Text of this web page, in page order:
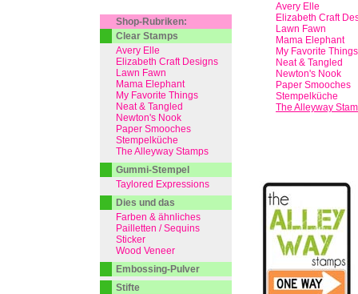
Avery Elle
Elizabeth Craft
Lawn Fawn
Mama Elephant
My Favorite Things
Neat & Tangled
Newton's Nook
Paper Smooches
Stempelküche
The Alleyway
Shop-Rubriken:
Clear Stamps
Avery Elle
Elizabeth Craft Designs
Lawn Fawn
Mama Elephant
My Favorite Things
Neat & Tangled
Newton's Nook
Paper Smooches
Stempelküche
The Alleyway Stamps
Gummi-Stempel
Taylored Expressions
Dies und das
Farben & ähnliches
Pailletten / Sequins
Sticker
Wood Veneer
Embossing-Pulver
Stifte